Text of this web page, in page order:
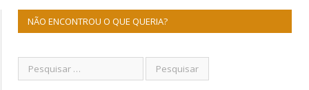
NÃO ENCONTROU O QUE QUERIA?